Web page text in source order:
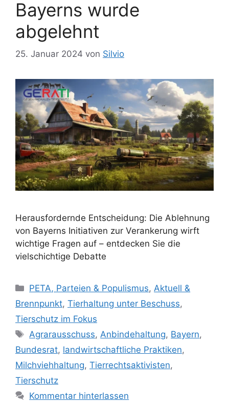
Bayerns wurde
abgelehnt
25. Januar 2024 von Silvio
Herausfordernde Entscheidung: Die Ablehnung
von Bayerns Initiativen zur Verankerung wirft
wichtige Fragen auf – entdecken Sie die
vielschichtige Debatte
K
e
g
o
r
PETA, Parteien & Populismus, Aktuell &
Brennpunkt, Tierhaltung unter Beschuss,
Tierschutz im Fokus
S
l
a
g
Agrarausschuss, Anbindehaltung, Bayern,
Bundesrat, landwirtschaftliche Praktiken,
Milchviehhaltung, Tierrechtsaktivisten,
Tierschutz
Kommentar hinterlassen